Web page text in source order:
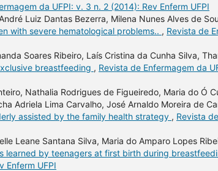
da UFPI: v. 3 n. 2 (2014): Rev Enferm UFPI
Luiz Dantas Bezerra, Milena Nunes Alves de
with severe hematological problems.. , Revista de
Soares Ribeiro, Laís Cristina da Cunha Silva,
breastfeeding , Revista de Enfermagem da
Nathalia Rodrigues de Figueiredo, Maria do Ó
Adriela Lima Carvalho, José Arnaldo Moreira de
assisted by the family health strategy , Revista
Leane Santana Silva, Maria do Amparo Lopes
learned by teenagers at first birth during
Enferm UFPI